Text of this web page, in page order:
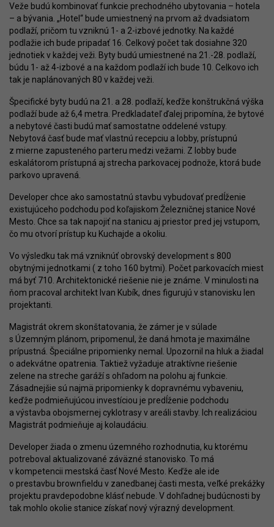
Veže budú kombinovať funkcie prechodného ubytovania – hotela
– a bývania. „Hotel“ bude umiestnený na prvom až dvadsiatom
podlaží, pričom tu vzniknú 1- a 2-izbové jednotky. Na každé
podlažie ich bude pripadať 16. Celkový počet tak dosiahne 320
jednotiek v každej veži. Byty budú umiestnené na 21.-28. podlaží,
búdu 1- až 4-izbové a na každom podlaží ich bude 10. Celkovo ich
tak je naplánovaných 80 v každej veži.
Špecifické byty budú na 21. a 28. podlaží, keďže konštrukčná výška
podlaží bude až 6,4 metra. Predkladateľ ďalej pripomína, že bytové
a nebytové časti budú mať samostatne oddelené vstupy.
Nebytová časť bude mať vlastnú recepciu a lobby, prístupnú
z mierne zapusteného parteru medzi vežami. Z lobby bude
eskalátorom prístupná aj strecha parkovacej podnože, ktorá bude
parkovo upravená.
Developer chce ako samostatnú stavbu vybudovať predĺženie
existujúceho podchodu pod koľajiskom Železničnej stanice Nové
Mesto. Chce sa tak napojiť na stanicu aj priestor pred jej vstupom,
čo mu otvorí prístup ku Kuchajde a okoliu.
Vo výsledku tak má vzniknúť obrovský development s 800
obytnými jednotkami ( z toho 160 bytmi). Počet parkovacích miest
má byť 710. Architektonické riešenie nie je známe. V minulosti na
ňom pracoval architekt Ivan Kubík, dnes figurujú v stanovisku len
projektanti.
Magistrát okrem skonštatovania, že zámer je v súlade
s Územným plánom, pripomenul, že daná hmota je maximálne
prípustná. Špeciálne pripomienky nemal. Upozornil na hluk a žiadal
o adekvátne opatrenia. Taktiež vyžaduje atraktívne riešenie
zelene na streche garáží s ohľadom na polohu aj funkcie.
Zásadnejšie sú najmä pripomienky k dopravnému vybaveniu,
keďže podmieňujúcou investíciou je predĺženie podchodu
a výstavba obojsmernej cyklotrasy v areáli stavby. Ich realizáciou
Magistrát podmieňuje aj kolaudáciu.
Developer žiada o zmenu územného rozhodnutia, ku ktorému
potreboval aktualizované záväzné stanovisko. To má
v kompetencii mestská časť Nové Mesto. Keďže ale ide
o prestavbu brownfieldu v zanedbanej časti mesta, veľké prekážky
projektu pravdepodobne klásť nebude. V dohľadnej budúcnosti by
tak mohlo okolie stanice získať nový výrazný development.